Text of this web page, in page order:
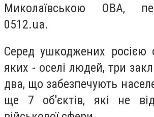
Миколаївською ОВА,
0512.ua.
Серед ушкоджених росією
яких - оселі людей, три
два, що забезпечують
ще 7 об'єктів, які не